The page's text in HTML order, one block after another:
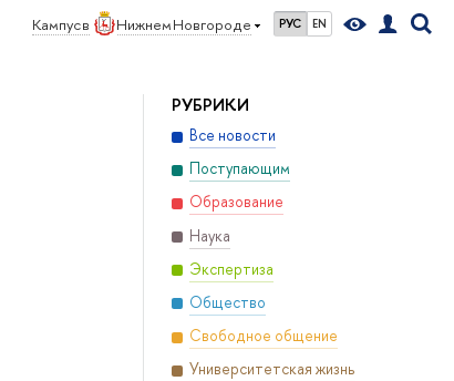
Кампус в Нижнем Новгороде РУС EN
РУБРИКИ
Все новости
Поступающим
Образование
Наука
Экспертиза
Общество
Свободное общение
Университетская жизнь